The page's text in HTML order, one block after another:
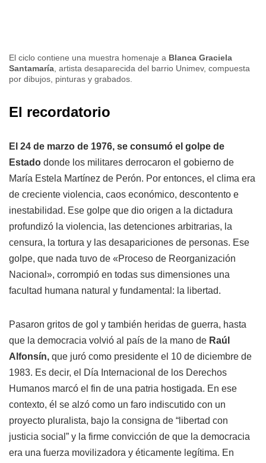
El ciclo contiene una muestra homenaje a Blanca Graciela
Santamaría, artista desaparecida del barrio Unimev, compuesta
por dibujos, pinturas y grabados.
El recordatorio
El 24 de marzo de 1976, se consumó el golpe de
Estado donde los militares derrocaron el gobierno de
María Estela Martínez de Perón. Por entonces, el clima era
de creciente violencia, caos económico, descontento e
inestabilidad. Ese golpe que dio origen a la dictadura
profundizó la violencia, las detenciones arbitrarias, la
censura, la tortura y las desapariciones de personas. Ese
golpe, que nada tuvo de «Proceso de Reorganización
Nacional», corrompió en todas sus dimensiones una
facultad humana natural y fundamental: la libertad.
Pasaron gritos de gol y también heridas de guerra, hasta
que la democracia volvió al país de la mano de Raúl
Alfonsín, que juró como presidente el 10 de diciembre de
1983. Es decir, el Día Internacional de los Derechos
Humanos marcó el fin de una patria hostigada. En ese
contexto, él se alzó como un faro indiscutido con un
proyecto pluralista, bajo la consigna de “libertad con
justicia social” y la firme convicción de que la democracia
era una fuerza movilizadora y éticamente legítima. En